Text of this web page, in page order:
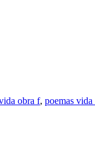
obra f, poemas